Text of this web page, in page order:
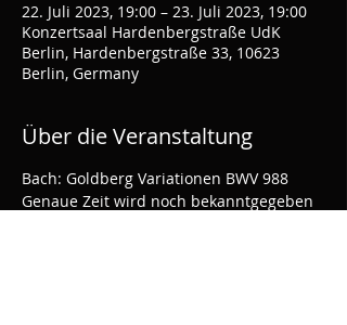
22. Juli 2023, 19:00 – 23. Juli 2023, 19:00
Konzertsaal Hardenbergstraße UdK
Berlin, Hardenbergstraße 33, 10623
Berlin, Germany
Über die Veranstaltung
Bach: Goldberg Variationen BWV 988
Genaue Zeit wird noch bekanntgegeben